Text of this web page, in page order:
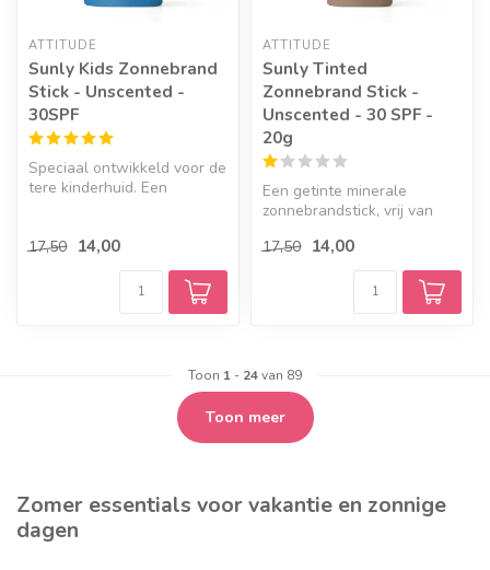
ATTITUDE
Sunly Kids Zonnebrand
Stick - Unscented -
30SPF
Speciaal ontwikkeld voor de
tere kinderhuid. Een
17,50 14,00
ATTITUDE
Sunly Tinted
Zonnebrand Stick -
Unscented - 30 SPF -
20g
Een getinte minerale
zonnebrandstick, vrij van
huidtin...
17,50 14,00
Toon 1 - 24van 89
Toon meer
Zomer essentials voor vakantie en zonnige
dagen